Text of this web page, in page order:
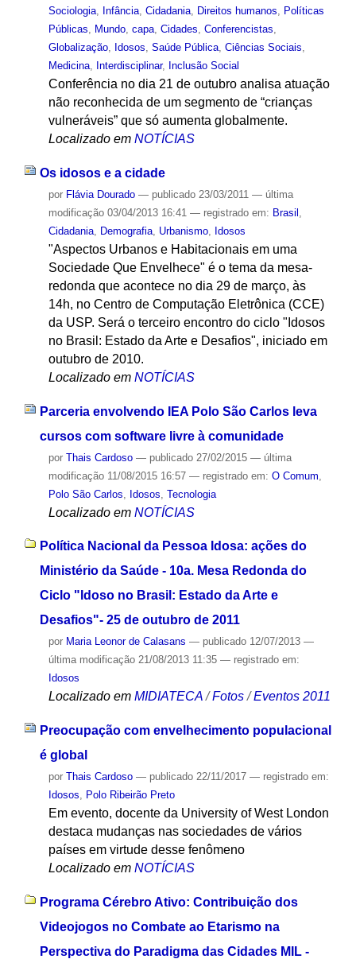
Sociologia, Infância, Cidadania, Direitos humanos, Políticas
Públicas, Mundo, capa, Cidades, Conferencistas,
Globalização, Idosos, Saúde Pública, Ciências Sociais,
Medicina, Interdisciplinar, Inclusão Social
Conferência no dia 21 de outubro analisa atuação
não reconhecida de um segmento de “crianças
vulneráveis” que só aumenta globalmente.
Localizado em NOTÍCIAS
Os idosos e a cidade
por Flávia Dourado — publicado23/03/2011 — última
modificação03/04/2013 16:41 — registrado em: Brasil ,
Cidadania, Demografia, Urbanismo, Idosos
"Aspectos Urbanos e Habitacionais em uma
Sociedade Que Envelhece" é o tema da mesa-
redonda que acontece no dia 29 de março, às
14h, no Centro de Computação Eletrônica (CCE)
da USP. Será o terceiro encontro do ciclo "Idosos
no Brasil: Estado da Arte e Desafios", iniciado em
outubro de 2010.
Localizado em NOTÍCIAS
Parceria envolvendo IEA Polo São Carlos leva
cursos com software livre à comunidade
por Thais Cardoso — publicado27/02/2015 — última
modificação11/08/2015 16:57 — registrado em: O Comum
Polo São Carlos
Idosos Tecnologia
Localizado em NOTÍCIAS
Política Nacional da Pessoa Idosa: ações do
Ministério da Saúde - 10a. Mesa Redonda do
Ciclo "Idoso no Brasil: Estado da Arte e
Desafios"- 25 de outubro de 2011
por Maria Leonor de Calasans — publicado12/07/2013 —
última modificação21/08/2013 11:35 — registrado em:
Idosos
Localizado em MIDIATECA /Fotos /Eventos 2011
Preocupação com envelhecimento populacional
é global
por Thais Cardoso — publicado22/11/2017 — registrado em:
Idosos, Polo Ribeirão Preto
Em evento, docente da University of West London
destaca mudanças nas sociedades de vários
países em virtude desse fenômeno
Localizado em NOTÍCIAS
Programa Cérebro Ativo: Contribuição dos
Videojogos no Combate ao Etarismo na
Perspectiva do Paradigma das Cidades MIL -